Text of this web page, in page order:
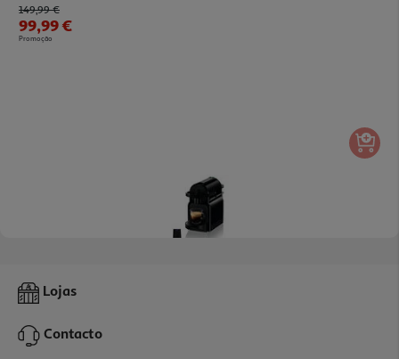
Price reduced from
149,99 €to
99,99 €
Promoção
Máquina De Café Nespresso De'longhi Inissia En80.b Preta 19 Bar
1260w
64,99 €
Lojas
Contacto